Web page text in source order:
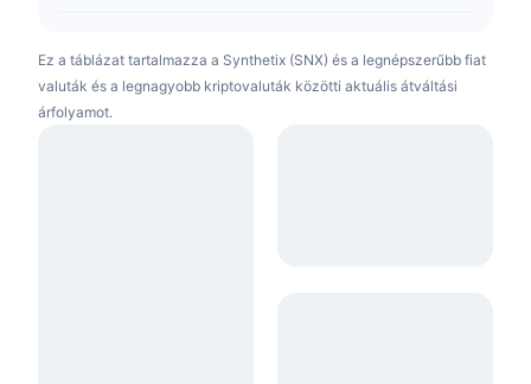
Ez a táblázat tartalmazza a Synthetix (SNX) és a legnépszerűbb fiat
valuták és a legnagyobb kriptovaluták közötti aktuális átváltási
árfolyamot.